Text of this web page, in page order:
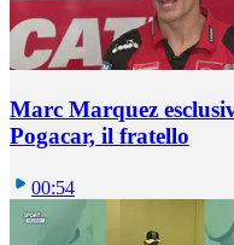
Marc Marquez
Pogacar, il fratello
00:54